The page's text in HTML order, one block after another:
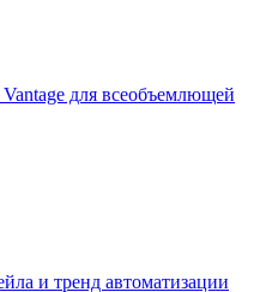
для всеобъемлющей
и тренд автоматизации